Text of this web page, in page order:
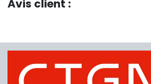
Avis client :